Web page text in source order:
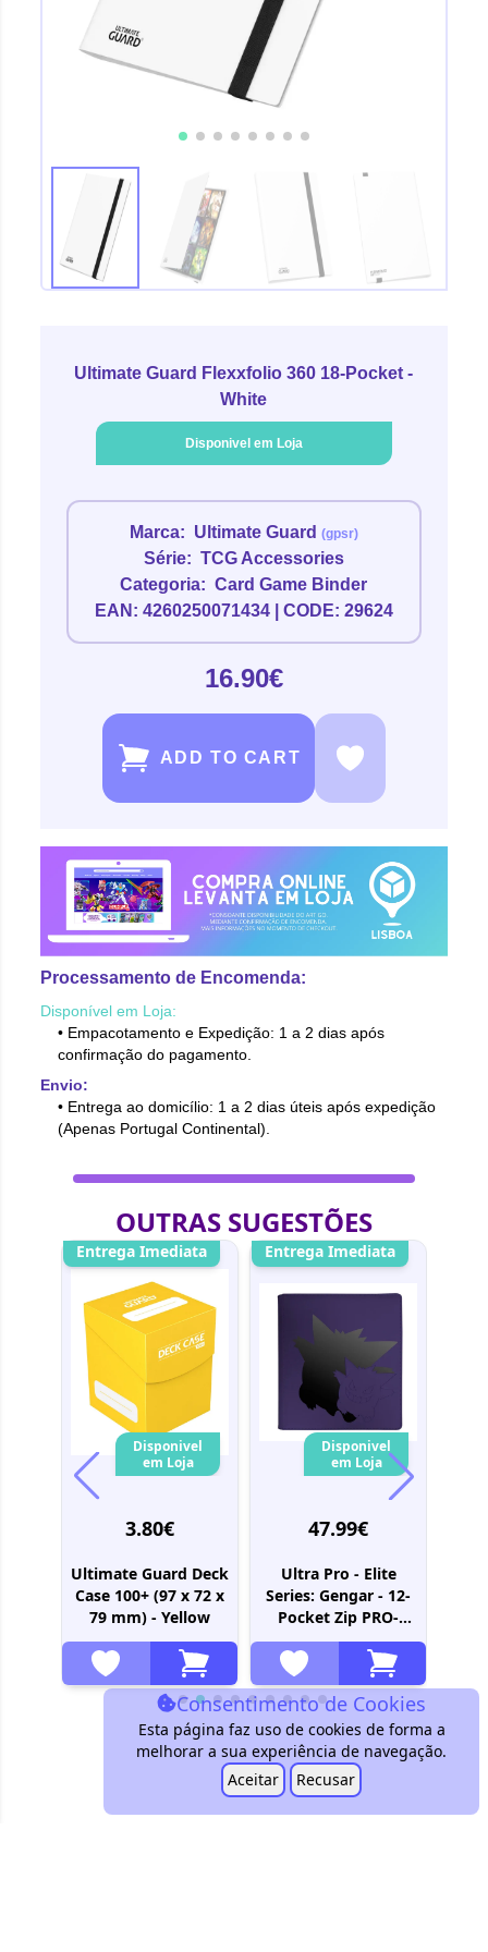
Ultimate Guard Flexxfolio 360 18-Pocket -
White
Disponivel em Loja
Marca: Ultimate Guard (gpsr)
Série: TCG Accessories
Categoria: Card Game Binder
EAN: 4260250071434 | CODE: 29624
16.90€
ADD TO CART
Processamento de Encomenda:
Disponível em Loja:
• Empacotamento e Expedição: 1 a 2 dias após
confirmação do pagamento.
Envio:
• Entrega ao domicílio: 1 a 2 dias úteis após expedição
(Apenas Portugal Continental).
OUTRAS SUGESTÕES
Entrega Imediata
Disponivel
em Loja
3.80€
Ultimate Guard Deck
Case 100+ (97 x 72 x
79 mm) - Yellow
Entrega Imediata
Disponivel
em Loja
47.99€
Ultra Pro - Elite
Series: Gengar - 12-
Pocket Zip PRO-
Binder (480 double-
sleeved cards)
Consentimento de Cookies
Esta página faz uso de cookies de forma a
melhorar a sua experiência de navegação.
Aceitar
Recusar